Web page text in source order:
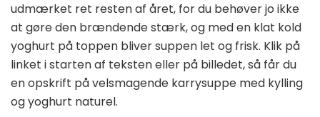
udmærket ret resten af året, for du behøver jo ikke
at gøre den brændende stærk, og med en klat kold
yoghurt på toppen bliver suppen let og frisk. Klik på
linket i starten af teksten eller på billedet, så får du
en opskrift på velsmagende karrysuppe med kylling
og yoghurt naturel.